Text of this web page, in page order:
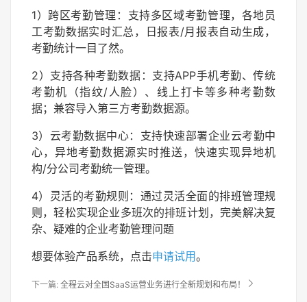
1）跨区考勤管理：支持多区域考勤管理，各地员
工考勤数据实时汇总，日报表/月报表自动生成，
考勤统计一目了然。
2）支持各种考勤数据：支持APP手机考勤、传统
考勤机（指纹/人脸）、线上打卡等多种考勤数
据；兼容导入第三方考勤数据源。
3）云考勤数据中心：支持快速部署企业云考勤中
心，异地考勤数据源实时推送，快速实现异地机
构/分公司考勤统一管理。
4）灵活的考勤规则：通过灵活全面的排班管理规
则，轻松实现企业多班次的排班计划，完美解决复
杂、疑难的企业考勤管理问题
想要体验产品系统，点击申请试用。
下一篇: 全程云对全国SaaS运营业务进行全新规划和布局！ 